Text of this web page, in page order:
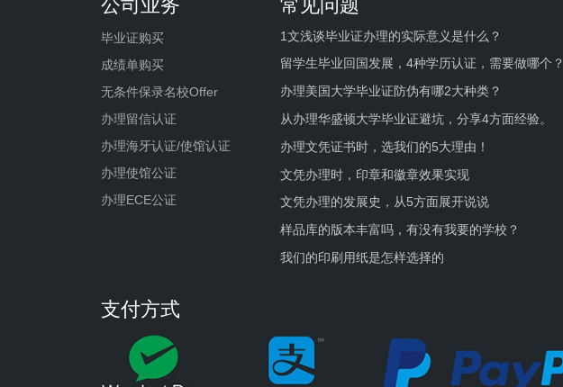
公司业务
毕业证购买
成绩单购买
无条件保录名校Offer
办理留信认证
办理海牙认证/使馆认证
办理使馆公证
办理ECE公证
常见问题
1文浅谈毕业证办理的实际意义是什么？
留学生毕业回国发展，4种学历认证，需要做哪个？
办理美国大学毕业证防伪有哪2大种类？
从办理华盛顿大学毕业证避坑，分享4方面经验。
办理文凭证书时，选我们的5大理由！
文凭办理时，印章和徽章效果实现
文凭办理的发展史，从5方面展开说说
样品库的版本丰富吗，有没有我要的学校？
我们的印刷用纸是怎样选择的
支付方式